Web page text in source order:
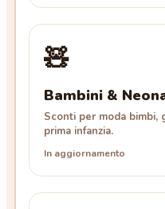
🧸
Bambini &
Sconti per moda
prima infanzia.
In aggiornamento